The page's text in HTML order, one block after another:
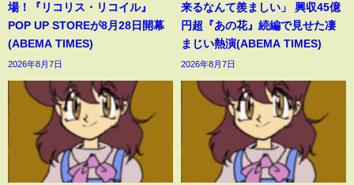
場！『リコリス・リコイル』
POP UP STOREが8月28日開幕
(ABEMA TIMES)
2026年8月7日
来るなんて羨ましい」 興収45億
円超『あの花』続編で見せた凄
まじい熱演(ABEMA TIMES)
2026年8月7日